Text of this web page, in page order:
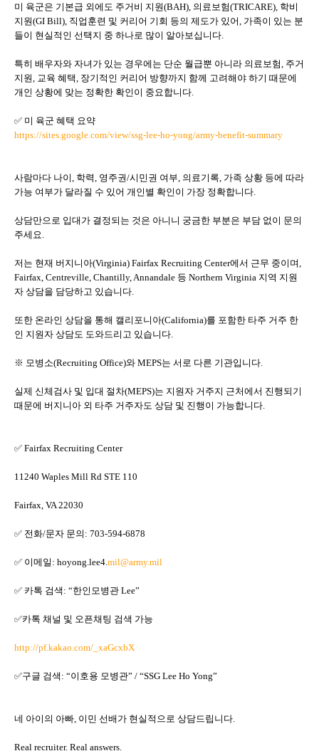
미 육군은 기본급 외에도 주거비 지원(BAH), 의료보험(TRICARE), 학비
지원(GI Bill), 직업훈련 및 커리어 기회 등의 제도가 있어, 가족이 있는 분
들이 현실적인 선택지 중 하나로 많이 알아보십니다.
특히 배우자와 자녀가 있는 경우에는 단순 월급뿐 아니라 의료보험, 주거
지원, 교육 혜택, 장기적인 커리어 방향까지 함께 고려해야 하기 때문에
개인 상황에 맞는 정확한 확인이 중요합니다.
✅ 미 육군 혜택 요약
https://sites.google.com/view/ssg-lee-ho-yong/army-benefit-summary
사람마다 나이, 학력, 영주권/시민권 여부, 의료기록, 가족 상황 등에 따라
가능 여부가 달라질 수 있어 개인별 확인이 가장 정확합니다.
상담만으로 입대가 결정되는 것은 아니니 궁금한 부분은 부담 없이 문의
주세요.
저는 현재 버지니아(Virginia) Fairfax Recruiting Center에서 근무 중이며,
Fairfax, Centreville, Chantilly, Annandale 등 Northern Virginia 지역 지원
자 상담을 담당하고 있습니다.
또한 온라인 상담을 통해 캘리포니아(California)를 포함한 타주 거주 한
인 지원자 상담도 도와드리고 있습니다.
※ 모병소(Recruiting Office)와 MEPS는 서로 다른 기관입니다.
실제 신체검사 및 입대 절차(MEPS)는 지원자 거주지 근처에서 진행되기
때문에 버지니아 외 타주 거주자도 상담 및 진행이 가능합니다.
✅ Fairfax Recruiting Center
11240 Waples Mill Rd STE 110
Fairfax, VA 22030
✅ 전화/문자 문의: 703-594-6878
✅ 이메일: hoyong.lee4. mil@army.mil
✅ 카톡 검색: “한인모병관 Lee”
✅카톡 채널 및 오픈채팅 검색 가능
http://pf.kakao.com/_xaGcxbX
✅구글 검색: “이호용 모병관” / “SSG Lee Ho Yong”
네 아이의 아빠, 이민 선배가 현실적으로 상담드립니다.
Real recruiter. Real answers.